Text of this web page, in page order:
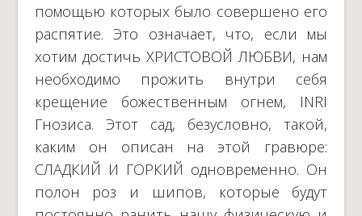
помощью которых было совершено его
распятие. Это означает, что, если мы
хотим достичь ХРИСТОВОЙ ЛЮБВИ, нам
необходимо прожить внутри себя
крещение божественным огнем, INRI
Гнозиса. Этот сад, безусловно, такой,
каким он описан на этой гравюре:
СЛАДКИЙ И ГОРКИЙ одновременно. Он
полон роз и шипов, которые будут